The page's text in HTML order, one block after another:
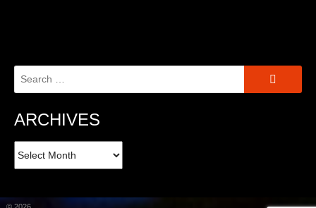
ARCHIVES